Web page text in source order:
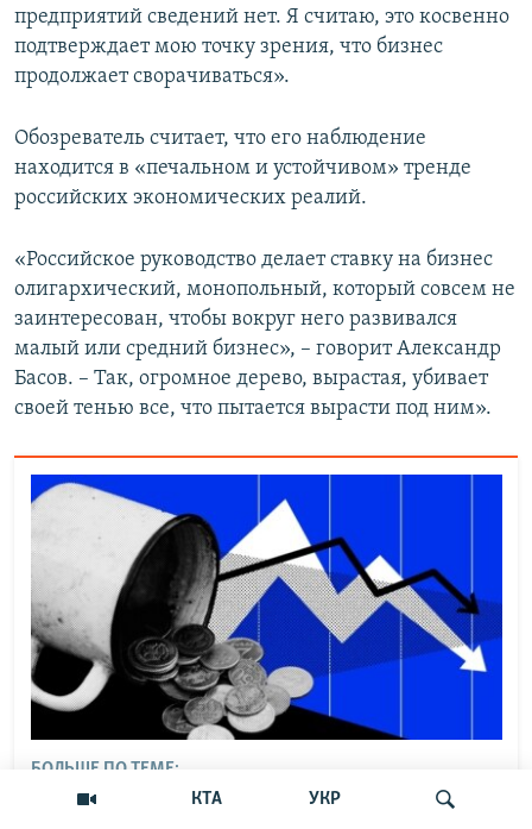
КТА УКР
предприятий сведений нет. Я считаю, это косвенно
подтверждает мою точку зрения, что бизнес
продолжает сворачиваться».
Обозреватель считает, что его наблюдение
находится в «печальном и устойчивом» тренде
российских экономических реалий.
«Российское руководство делает ставку на бизнес
олигархический, монопольный, который совсем не
заинтересован, чтобы вокруг него развивался
малый или средний бизнес», – говорит Александр
Басов. – Так, огромное дерево, вырастая, убивает
своей тенью все, что пытается вырасти под ним».
БОЛЬШЕ ПО ТЕМЕ:
Рынок труда в Крыму: безработица растет,